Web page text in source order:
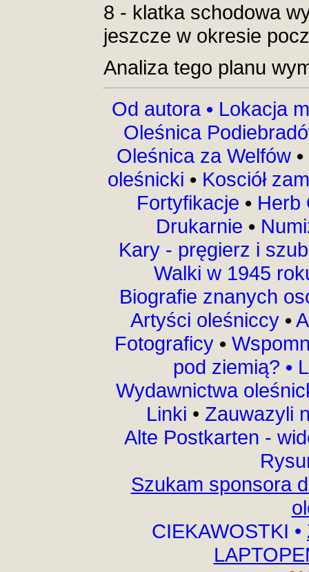
8 - klatka schodowa
jeszcze w okresie
Analiza tego planu
Od autora • Lokacja
Oleśnica
Oleśnica za Welfów•
oleśnicki •Kosciół
Fortyfikacje • Herb
Drukarnie •
Kary - pręgierz i
Walki w 1945
Biografie znanych
Artyści oleśniccy •
Fotograficy •
pod ziemią? •
Wydawnictwa
Linki • Zauwazyli
Alte Postkarten -
Szukam sponsora
CIEKAWOSTKI •